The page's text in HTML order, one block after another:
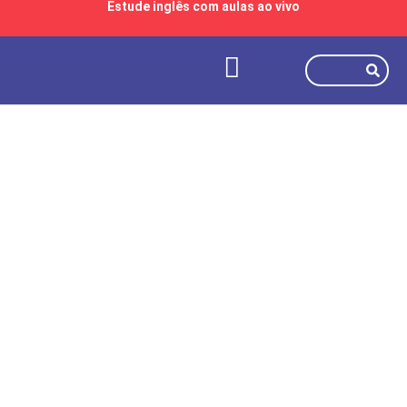
Estude inglês com aulas ao vivo